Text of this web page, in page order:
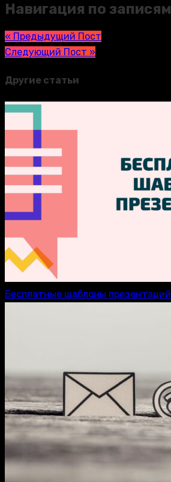
Навигация по записям
« Предыдущий Пост
Следующий Пост »
Другие статьи
Бесплатные шаблоны презентаций